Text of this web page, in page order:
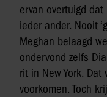
ervan overtuigd
ieder ander. Nooit
Meghan belaagd
ondervond zelfs
rit in New York.
voorkomen. Toch